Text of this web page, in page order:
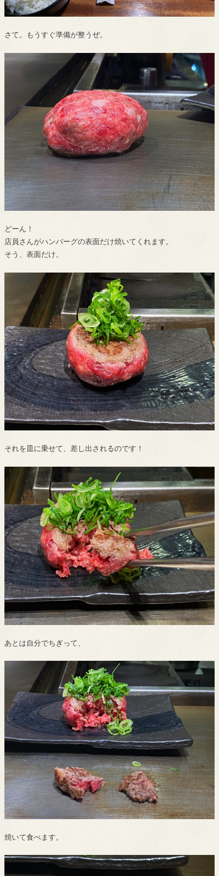
さて。もうすぐ準備が整うぜ。
どーん！
店員さんがハンバーグの表面だけ焼いてくれます。
そう、表面だけ。
それを皿に乗せて、差し出されるのです！
あとは自分でちぎって、
焼いて食べます。